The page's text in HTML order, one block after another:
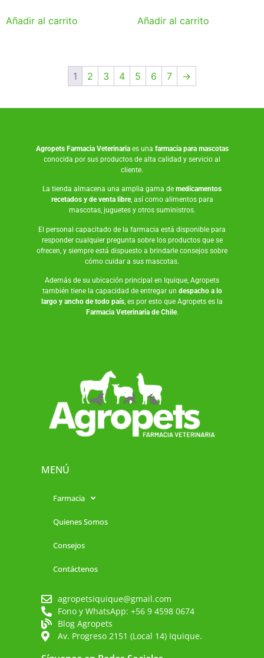
Añadir al carrito Añadir al carrito
1 2 3 4 5 6 7 →
Agropets Farmacia Veterinariaes una farmacia para mascotas
conocida por sus productos de alta calidad y servicio al
cliente.
La tienda almacena una amplia gama de medicamentos
recetados y de venta libre, así como alimentos para
mascotas, juguetesy otros suministros.
El personal capacitado de la farmacia está disponible para
responder cualquier pregunta sobre los productos que se
ofrecen, y siempre está dispuesto a brindarle consejos sobre
cómo cuidar a sus mascotas.
Además de su ubicación principal en Iquique, Agropets
también tiene la capacidad de entregar un despacho a lo
largo y ancho de todo país, es por esto que Agropets es la
Farmacia Veterinaria de Chile.
MENÚ
Farmacia
Quienes Somos
Consejos
Contáctenos
agropetsiquique@gmail.com
Fono y WhatsApp: +56 9 4598 0674
Blog Agropets
Av. Progreso 2151 (Local 14) Iquique.